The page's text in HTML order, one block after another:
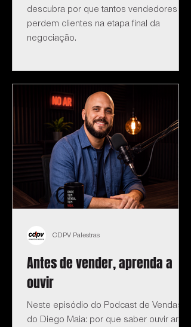
descubra por que tantos vendedores
perdem clientes na etapa final da
negociação.
Antes de vender, aprenda a
ouvir
Neste episódio do Podcast de Vendas
do Diego Maia: por que saber ouvir antes
CDPV Palestras